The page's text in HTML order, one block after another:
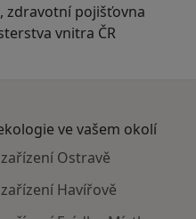
zdravotní pojišťovna
vnitra ČR
ve vašem okolí
Ostravě
Havířově